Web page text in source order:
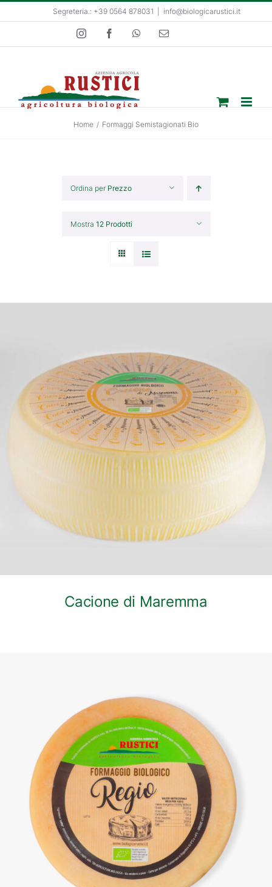
al
Segreteria.: +39 0564 878031 info@biologicarustici.it
InstagramFacebookWhatsApp
Email
Home / Formaggi Semistagionati Bio
Ordina per Prezzo
Mostra 12 Prodotti
DETTAGLI
Cacione di Maremma
DETTAGLI